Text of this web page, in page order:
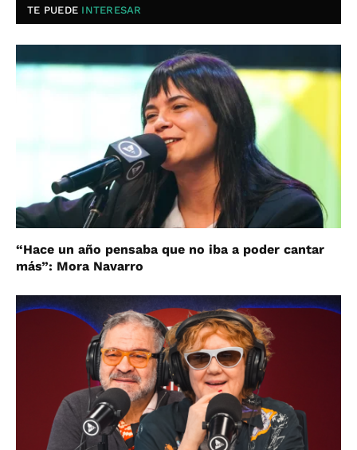
TE PUEDE INTERESAR
“Hace un año pensaba que no iba a poder cantar
más”: Mora Navarro